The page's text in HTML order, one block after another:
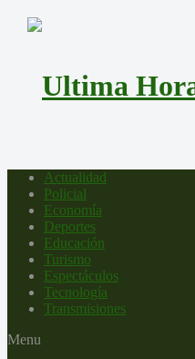
Actualidad
Policial
Economía
Deportes
Educación
Turismo
Espectáculos
Tecnología
Transmisiones
Menu